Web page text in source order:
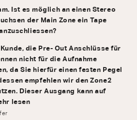
Ist es möglich an einen Stereo
der Main Zone ein Tape
die Pre- Out Anschlüsse für
nicht für die Aufnahme
da Sie hierfür einen festen Pegel
empfehlen wir den Zone2
Dieser Ausgang kann auf
lesen